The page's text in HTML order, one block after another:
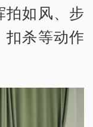
拍如风、步
扣杀等动作